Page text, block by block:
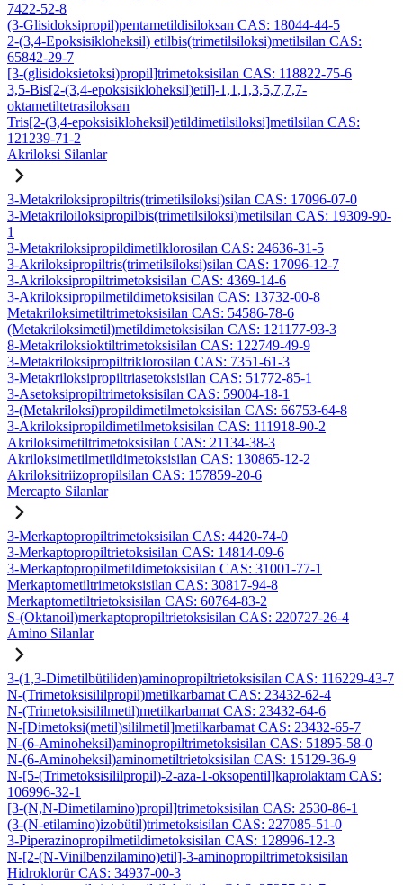
7422-52-8
(3-Glisidoksipropil)pentametildisiloksan CAS: 18044-44-5
2-(3,4-Epoksisikloheksil) etilbis(trimetilsiloksi)metilsilan CAS:
65842-29-7
[3-(glisidoksietoksi)propil]trimetoksisilan CAS: 118822-75-6
3,5-Bis[2-(3,4-epoksisikloheksil)etil]-1,1,1,3,5,7,7,7-
oktametiltetrasiloksan
Tris[2-(3,4-epoksisikloheksil)etildimetilsiloksi]metilsilan CAS:
121239-71-2
Akriloksi Silanlar
3-Metakriloksipropiltris(trimetilsiloksi)silan CAS: 17096-07-0
3-Metakriloiloksipropilbis(trimetilsiloksi)metilsilan CAS: 19309-90-
1
3-Metakriloksipropildimetilklorosilan CAS: 24636-31-5
3-Akriloksipropiltris(trimetilsiloksi)silan CAS: 17096-12-7
3-Akriloksipropiltrimetoksisilan CAS: 4369-14-6
3-Akriloksipropilmetildimetoksisilan CAS: 13732-00-8
Metakriloksimetiltrimetoksisilan CAS: 54586-78-6
(Metakriloksimetil)metildimetoksisilan CAS: 121177-93-3
8-Metakriloksioktiltrimetoksisilan CAS: 122749-49-9
3-Metakriloksipropiltriklorosilan CAS: 7351-61-3
3-Metakriloksipropiltriasetoksisilan CAS: 51772-85-1
3-Asetoksipropiltrimetoksisilan CAS: 59004-18-1
3-(Metakriloksi)propildimetilmetoksisilan CAS: 66753-64-8
3-Akriloksipropildimetilmetoksisilan CAS: 111918-90-2
Akriloksimetiltrimetoksisilan CAS: 21134-38-3
Akriloksimetilmetildimetoksisilan CAS: 130865-12-2
Akriloksitriizopropilsilan CAS: 157859-20-6
Mercapto Silanlar
3-Merkaptopropiltrimetoksisilan CAS: 4420-74-0
3-Merkaptopropiltrietoksisilan CAS: 14814-09-6
3-Merkaptopropilmetildimetoksisilan CAS: 31001-77-1
Merkaptometiltrimetoksisilan CAS: 30817-94-8
Merkaptometiltrietoksisilan CAS: 60764-83-2
S-(Oktanoil)merkaptopropiltrietoksisilan CAS: 220727-26-4
Amino Silanlar
3-(1,3-Dimetilbütiliden)aminopropiltrietoksisilan CAS: 116229-43-7
N-(Trimetoksisililpropil)metilkarbamat CAS: 23432-62-4
N-(Trimetoksisililmetil)metilkarbamat CAS: 23432-64-6
N-[Dimetoksi(metil)sililmetil]metilkarbamat CAS: 23432-65-7
N-(6-Aminoheksil)aminopropiltrimetoksisilan CAS: 51895-58-0
N-(6-Aminoheksil)aminometiltrietoksisilan CAS: 15129-36-9
N-[5-(Trimetoksisililpropil)-2-aza-1-oksopentil]kaprolaktam CAS:
106996-32-1
[3-(N,N-Dimetilamino)propil]trimetoksisilan CAS: 2530-86-1
(3-(N-etilamino)izobütil)trimetoksisilan CAS: 227085-51-0
3-Piperazinopropilmetildimetoksisilan CAS: 128996-12-3
N-[2-(N-Vinilbenzilamino)etil]-3-aminopropiltrimetoksisilan
Hidroklorür CAS: 34937-00-3